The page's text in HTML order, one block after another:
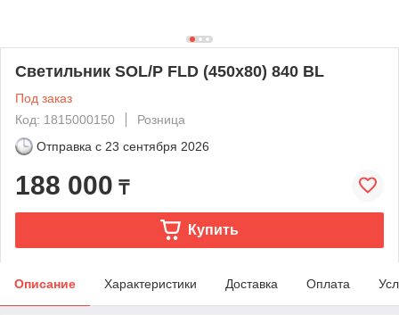
Светильник SOL/P FLD (450х80) 840 BL
Под заказ
Код: 1815000150
Розница
Отправка с 23 сентября 2026
188 000 ₸
Купить
Описание Характеристики Доставка Оплата